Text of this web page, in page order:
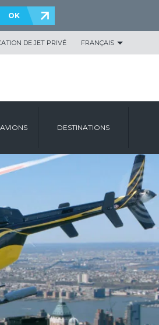
OK
DE JET PRIVÉ FRANÇAIS
DESTINATIONS